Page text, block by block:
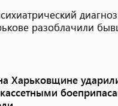
разоблачили
Харьковщине